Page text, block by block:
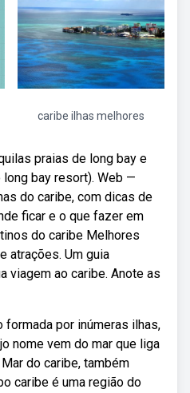
caribe ilhas melhores
praias de long bay e
long bay resort). Web —
do caribe, com dicas de
ficar e o que fazer em
do caribe Melhores
atrações. Um guia
viagem ao caribe. Anote as
formada por inúmeras ilhas,
nome vem do mar que liga
do caribe, também
caribe é uma região do